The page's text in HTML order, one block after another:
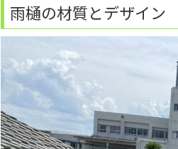
雨樋の材質とデザイン